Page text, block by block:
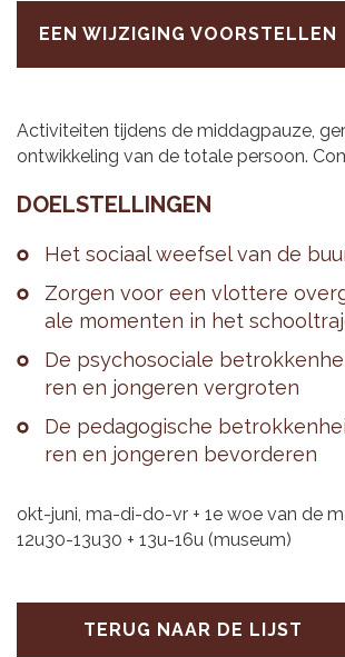
EEN WIJZIGING VOORSTELLEN
Activiteiten tijdens de middagpauze,
ontwikkeling van de totale persoon.
DOEL­STEL­LIN­GEN
Het so­ci­aal weef­sel van de
Zor­gen voor een vlot­te­re
a­le mo­men­ten in het
De psy­cho­so­ci­a­le
ren en jon­ge­ren ver­gro­ten
De pe­da­go­gi­sche
ren en jon­ge­ren be­vor­de­ren
okt-juni, ma-di-do-vr + 1e woe van de
12u30-13u30 + 13u-16u (museum)
TERUG NAAR DE LIJST